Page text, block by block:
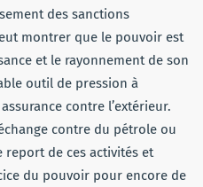
des sanctions
montrer que le pouvoir est
et le rayonnement de son
outil de pression à
contre l’extérieur.
contre du pétrole ou
de ces activités et
du pouvoir pour encore de